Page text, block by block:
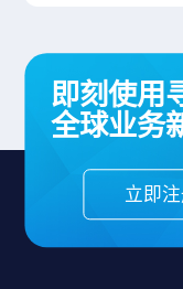
即刻使用
全球业务
立即